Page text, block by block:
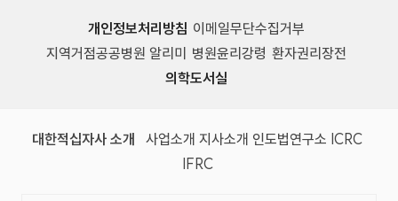
개인정보처리방침 이메일무단수집거부
지역거점공공병원 알리미
병원윤리강령 환자권리장전
의학도서실
대한적십자사 소개 (새 창)
사업소개 (새 창)
지사소개 (새 창)
인도법연구소 (새 창)
ICRC(국제
IFRC(국제적십자사연맹, 새 창)